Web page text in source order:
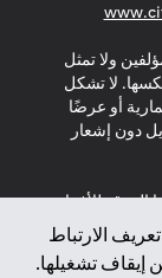
الارتباط
إيقاف تشغيلها.
(opens in a new tab)
ولا تمثل
لا تشكل
أو عرضًا
دون إشعار
الموقع للأفراد
الأوروبية أو
مارينو أو
البيانات